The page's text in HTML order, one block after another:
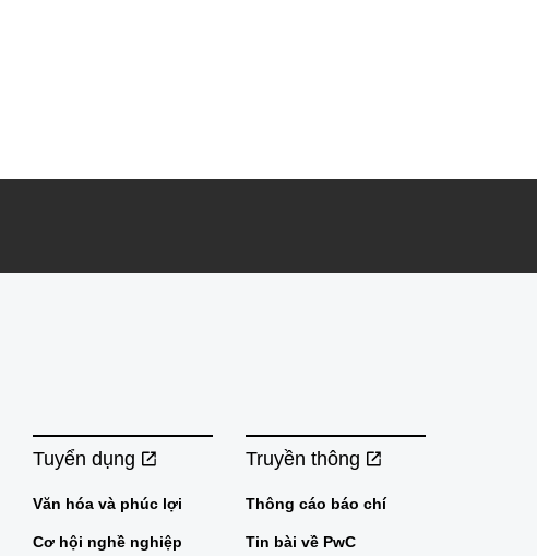
Tuyển dụng
Văn hóa và phúc lợi
Cơ hội nghề nghiệp
Truyền thông
Thông cáo báo chí
Tin bài về PwC